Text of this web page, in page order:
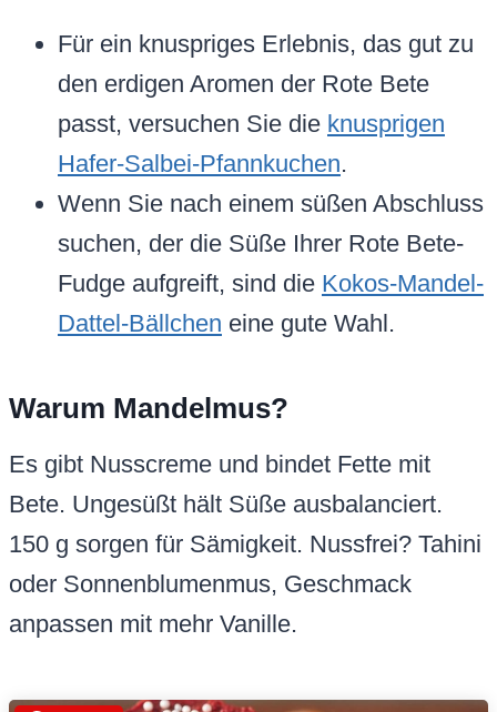
Für ein knuspriges Erlebnis, das gut zu
den erdigen Aromen der Rote Bete
passt, versuchen Sie die knusprigen
Hafer-Salbei-Pfannkuchen.
Wenn Sie nach einem süßen Abschluss
suchen, der die Süße Ihrer Rote Bete-
Fudge aufgreift, sind die Kokos-Mandel-
Dattel-Bällchen eine gute Wahl.
Warum Mandelmus?
Es gibt Nusscreme und bindet Fette mit
Bete. Ungesüßt hält Süße ausbalanciert.
150 g sorgen für Sämigkeit. Nussfrei? Tahini
oder Sonnenblumenmus, Geschmack
anpassen mit mehr Vanille.